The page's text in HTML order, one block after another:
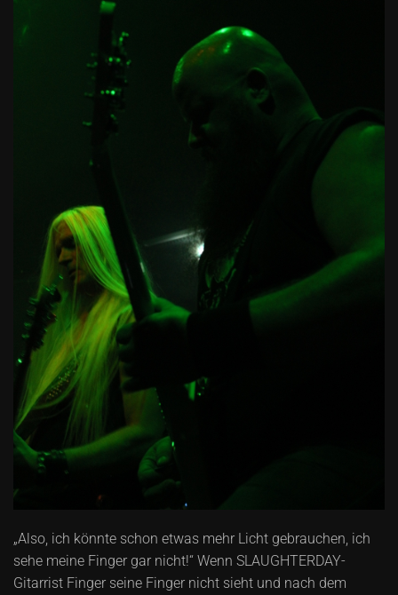
„Also, ich könnte schon etwas mehr Licht gebrauchen, ich
sehe meine Finger gar nicht!“ Wenn SLAUGHTERDAY-
Gitarrist Finger seine Finger nicht sieht und nach dem